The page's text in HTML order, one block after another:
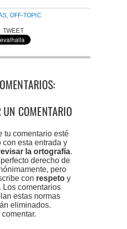
, OFF-TOPIC
TWEET
COMENTARIO
tu comentario esté
con esta entrada y
la ortografía.
derecho de
pero
con respeto y
. Los comentarios
estas normas
eliminados.